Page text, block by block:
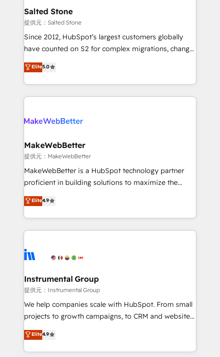
pipeline generation, data intelligence, and go-to-
market execution. Why B2B Businesses Choose RP: -
Secure: Soc2 compliant 🛡️ - Pricing: Implementations
starting at $1,5k 💵 - Speed: Launch in 14 days ⚡ -
Scale: Fastest tiering Elite HubSpot Partner 🪴 -
technical agency for a growth problem. Hire a
Salted Stone
提供元：Salted Stone
Since 2012, HubSpot’s largest customers globally
have counted on S2 for complex migrations, change
management, systems integration, and creative
solutions that deliver measurable impact and
transform brand experiences As one of the few full-
service creative agencies in the HubSpot
winning design to build scalable, globally
marketing campaigns, & RevOps frameworks that
fuel long-term success We connect the entire
customer lifecycle through seamless integrations,
ensure long-term adoption with change-
and service to drive sustainable growth With 6 key
HubSpot accreditations and experience across
teams has worked with clients just like you Let’s
explore whether S2 is the partner you’ve been
Elite5.0
MakeWebBetter
提供元：MakeWebBetter
MakeWebBetter is a HubSpot technology partner
proficient in building solutions to maximize the
operational efficiency of HubSpot. The fastest-
growing tech-enabler & facilitator, MakeWebBetter,
hands you the blend of HubSpot expertise &
eminent solutions & integrations. Trust us to
Elite Partners with 10+ years of HubSpot experience
Premier Partner 2023 🌟5 HubSpot Accreditations 🌟
Won HubSpot Theme Challenge 2021 🌟INBOUND’19
HubSpot Rising Star Why us? Harnessing the full
potential of the powerful HubSpot CRM. ✔️A team of
HubSpot experience ✔️Flexible pricing models —
Hourly-fee (assigned one Dedicated HubSpot
Elite4.9
Instrumental Group
提供元：Instrumental Group
We help companies scale with HubSpot. From small
projects to growth campaigns, to CRM and websites.
Hire an agency that's experienced in every inch of
HubSpot and willing to work hand-in-hand with your
team to simplify the complex and build a better
Elite4.9